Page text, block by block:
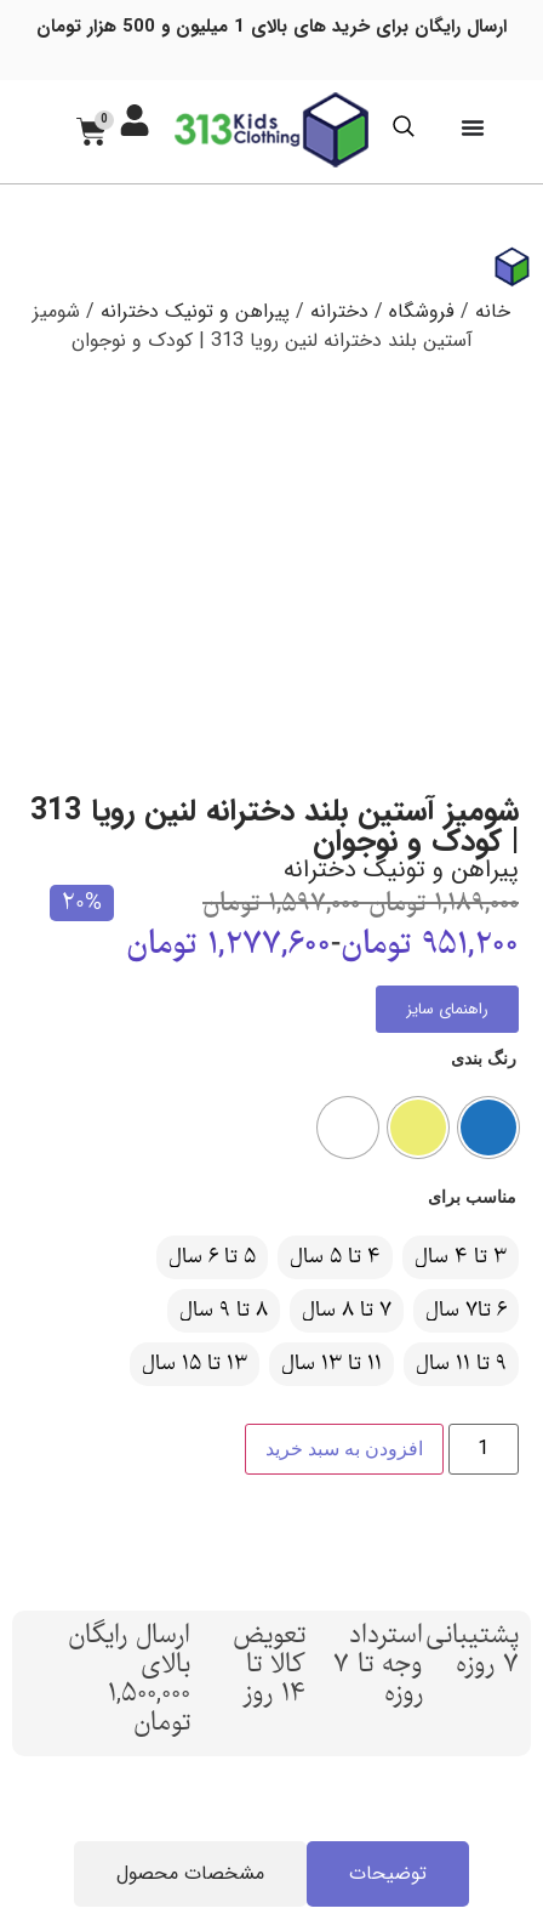
ارسال رایگان برای خرید های بالای 1 میلیون و 500 هزار تومان
0
خانه / فروشگاه / دخترانه / پیراهن و تونیک دخترانه / شومیز
آستین بلند دخترانه لنین رویا 313 | کودک و نوجوان
شومیز آستین بلند دخترانه لنین رویا 313
| کودک و نوجوان
پیراهن و تونیک دخترانه
1,189,000 تومان-
1,597,000 تومان
951,200 تومان-
1,277,600 تومان
20%
راهنمای سایز
رنگ بندی
مناسب برای
3 تا 4 سال 4 تا 5 سال
5 تا 6 سال
6 تا7 سال
7 تا 8 سال
8 تا 9 سال
9 تا 11 سال
11 تا 13 سال 13 تا 15 سال
افزودن به سبد خرید
پشتیبانی
7 روزه
استرداد
وجه تا 7
روزه
تعویض
کالا تا
14 روز
ارسال رایگان
بالای
1,500,000
تومان
توضیحات مشخصات محصول